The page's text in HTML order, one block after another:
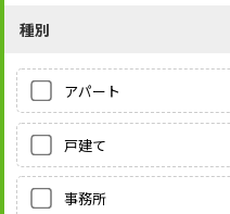
種別
アパート
戸建て
事務所